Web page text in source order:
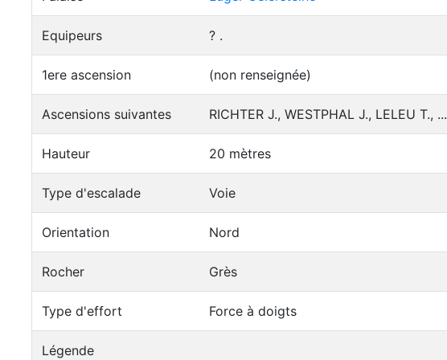
Equipeurs ? .
1ere ascension (non renseignée)
Ascensions suivantes RICHTER J., WESTPHAL J., LELEU T., ...
Hauteur 20 mètres
Type d'escalade Voie
Orientation Nord
Rocher Grès
Type d'effort Force à doigts
Légende